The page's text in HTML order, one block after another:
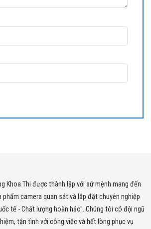
Khoa Thi được thành lập với sứ mệnh mang đến
camera quan sát và lắp đặt chuyên nghiệp
tế - Chất lượng hoàn hảo". Chúng tôi có đội ngũ
tận tình với công việc và hết lòng phục vụ